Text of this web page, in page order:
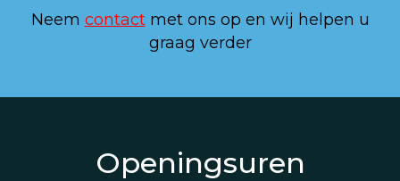
Neem contactmet ons op en wij helpen u
graag verder
Openingsuren